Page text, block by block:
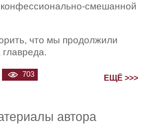
конфессионально-смешанной
что мы продолжили
703 ЕЩЁ >>>
автора